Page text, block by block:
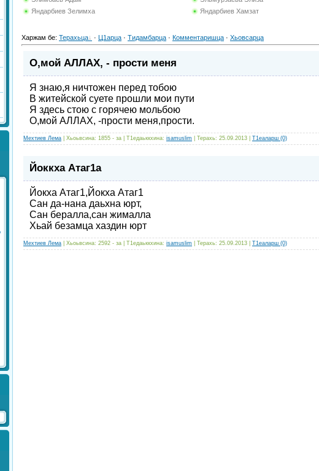
Яндарбиев Зелимха
Яндарбиев Хамзат
Харжам бе: Терахьца · Ц1арца · Тидамбарца · Комментаришца · Хьовсарца
О,мой АЛЛАХ, - прости меня
Я знаю,я ничтожен перед тобою
В житейской суете прошли мои пути
Я здесь стою с горячею мольбою
О,мой АЛЛАХ, -прости меня,прости.
Мехтиев Лема | Хьоьвсина: 1855 - за | Т1едаьккхина: isamuslim | Терахь: 25.09.2013 Т1еаларш (0)
Йоккха Атаг1а
Йокха Атаг1,Йокха Атаг1
Сан да-нана даьхна юрт,
Сан бералла,сан жималла
Хьай безамца хаздин юрт
Мехтиев Лема | Хьоьвсина: 2592 - за | Т1едаьккхина: isamuslim | Терахь: 25.09.2013 Т1еаларш (0)